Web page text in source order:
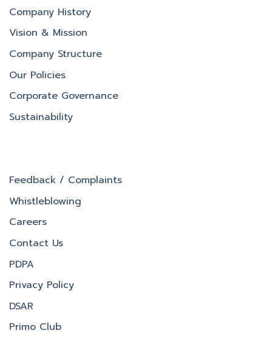
Company History
Vision & Mission
Company Structure
Our Policies
Corporate Governance
Sustainability
Feedback / Complaints
Whistleblowing
Careers
Contact Us
PDPA
Privacy Policy
DSAR
Primo Club